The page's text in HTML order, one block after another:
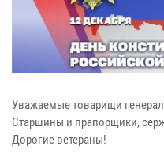
Уважаемые товарищи
Старшины и прапорщики,
Дорогие ветераны!